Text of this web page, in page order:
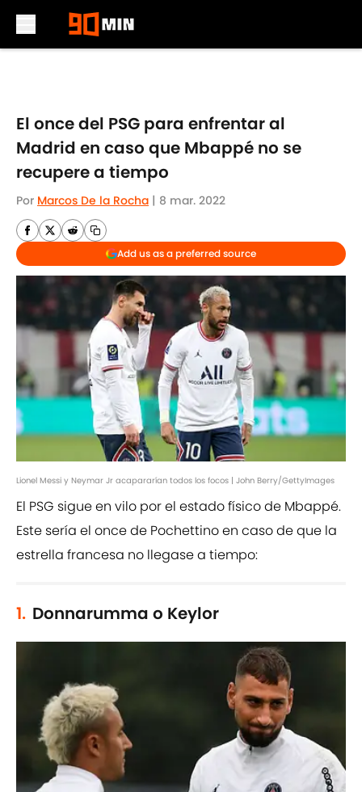
El once del PSG para enfrentar al
Madrid en caso que Mbappé no se
recupere a tiempo
Por Marcos De la Rocha | 8 mar. 2022
Add us as a preferred source
Lionel Messi y Neymar Jr acapararían todos los focos | John Berry/GettyImages
El PSG sigue en vilo por el estado físico de Mbappé.
Este sería el once de Pochettino en caso de que la
estrella francesa no llegase a tiempo:
1. Donnarumma o Keylor